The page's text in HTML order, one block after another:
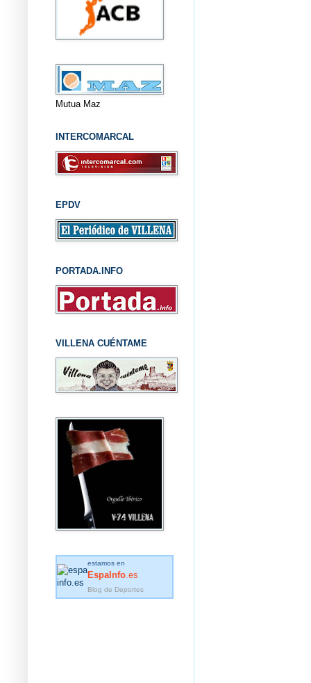
Mutua Maz
INTERCOMARCAL
EPDV
PORTADA.INFO
VILLENA CUÉNTAME
estamos en
EspaInfo .es
Blog de Deportes